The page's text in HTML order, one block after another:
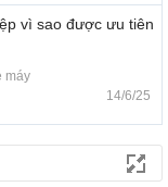
vì sao được ưu tiên
máy
14/6/25